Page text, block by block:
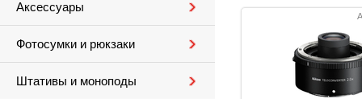
Аксессуары
Фотосумки и рюкзаки
Штативы и моноподы